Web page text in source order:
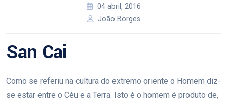
04 abril, 2016
João Borges
San Cai
Como se referiu na cultura do extremo oriente o Homem diz-
se estar entre o Céu e a Terra. Isto é o homem é produto de,